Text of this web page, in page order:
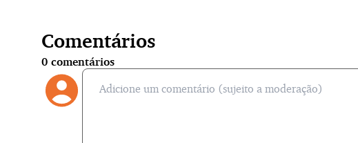
Comentários
0 comentários